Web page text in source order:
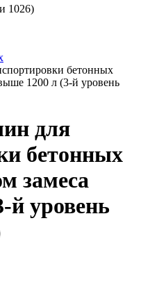
1026)
бетонных
1200 л (3-й уровень
для
бетонных
замеса
й уровень